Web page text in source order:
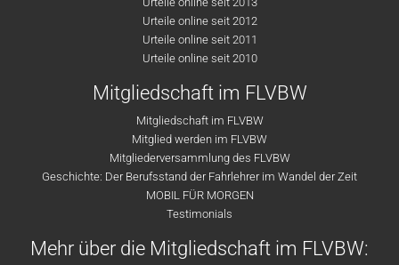
Urteile online seit 2012
Urteile online seit 2011
Urteile online seit 2010
Mitgliedschaft im FLVBW
Mitgliedschaft im FLVBW
Mitglied werden im FLVBW
Mitgliederversammlung des FLVBW
Geschichte: Der Berufsstand der Fahrlehrer im Wandel der Zeit
MOBIL FÜR MORGEN
Testimonials
Mehr über die Mitgliedschaft im FLVBW: